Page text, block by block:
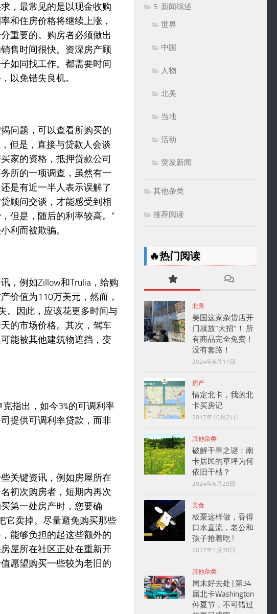
，最常见的是以现金收购
和住房价格将继续上涨，
重要的。购房者必须做出
售时间很快。资深房产顾
如同找工作。都需要时间
以免错失良机。
问题，可以查看所购买的
但是，直接与贷款人会谈
家的资格，抵押贷款公司
所的一项调查，虽然有一
是有近一半人表示误解了
顾问交谈，才能感受到相
但是，随后的利率较高。”
利而被欺骗。
，例如Zillow和Trulia，给购
价值为110万美元，然而，
。因此，应该花更多时间与
的市场价格。其次，驾车
能被其他建筑物遮挡，变
指出，如今3%的可调利率
提供可调利率贷款，而非
关键资讯，例如房屋所在
初次购房者，短期内再次
第一处房产时，您要确
它卖掉。尽量避免购买那些
能够负担的起这些额外的
屋所在社区正处在重新开
愿望购买一些较为老旧的
5-新闻综述
世界
中国
人物
北美
当地
活动
突发新闻
其他杂类
推荐阅读
🔥热门阅读
北美
美国这家杂货店开
门就放“大招”！ 所
有商品完全免费！
没有套路！
2024年6月11日
房产
情定北卡，我的北
卡买房记
2017年10月24日
其他杂类
破解干旱之谜：南
卡居民的草坪为何
依旧干枯？
2024年6月29日
美食
板栗这样做，香得
口水直流，老公和
孩子抢着吃 !
2017年1月30日
其他杂类
周末好去处 | 第34
届北卡Washington
仲夏节，不可错过